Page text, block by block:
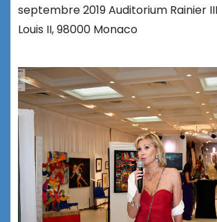
septembre 2019 Auditorium Rainier
Louis II, 98000 Monaco